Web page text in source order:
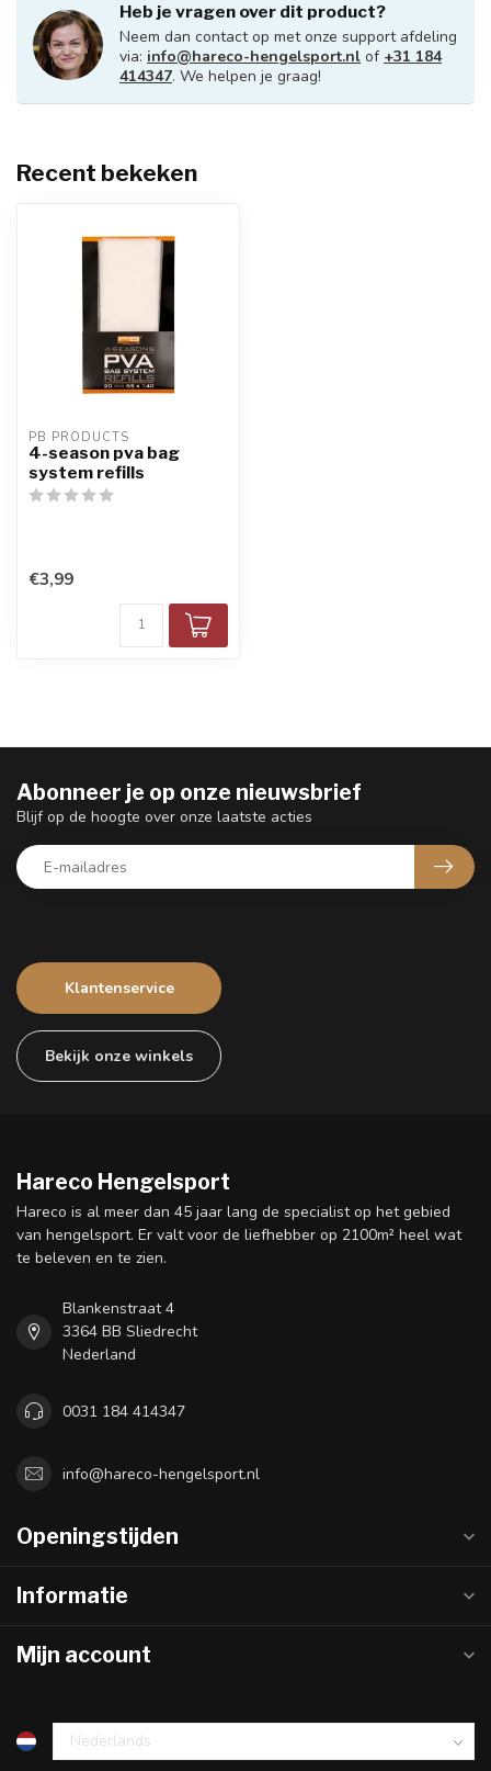
Heb je vragen over dit product?
Neem dan contact op met onze support afdeling
via: info@hareco-hengelsport.nl of +31 184
414347. We helpen je graag!
Recent bekeken
PB PRODUCTS
4-season pva bag
system refills
€3,99
Klantenservice
Bekijk onze winkels
Abonneer je op onze nieuwsbrief
Blijf op de hoogte over onze laatste acties
Hareco Hengelsport
Hareco is al meer dan 45 jaar lang de specialist op het gebied
van hengelsport. Er valt voor de liefhebber op 2100m² heel wat
te beleven en te zien.
Blankenstraat 4
3364 BB Sliedrecht
Nederland
0031 184 414347
info@hareco-hengelsport.nl
Openingstijden
Informatie
Mijn account